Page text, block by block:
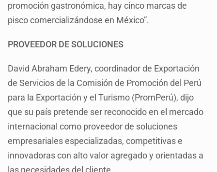
promoción gastronómica, hay cinco marcas de
pisco comercializándose en México”.
PROVEEDOR DE SOLUCIONES
David Abraham Edery, coordinador de Exportación
de Servicios de la Comisión de Promoción del Perú
para la Exportación y el Turismo (PromPerú), dijo
que su país pretende ser reconocido en el mercado
internacional como proveedor de soluciones
empresariales especializadas, competitivas e
innovadoras con alto valor agregado y orientadas a